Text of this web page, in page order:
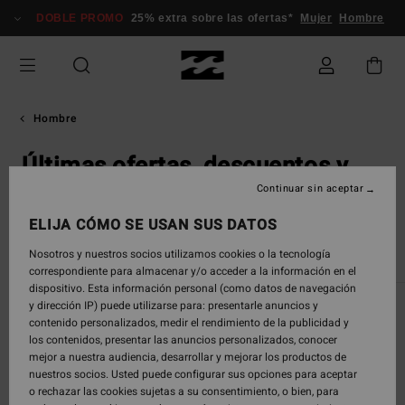
DOBLE PROMO 25% extra sobre las ofertas* Mujer Hombre
Hombre
Últimas ofertas, descuentos y
promociones Billabong
Black Friday
Aprovecha las ofertas exclusivas del Black Friday en
Billabong. Explora una amplia variedad de productos
de surf y lifestyle, perfectos para tus próximas
aventuras.
ELIJA CÓMO SE USAN SUS DATOS
Nosotros y nuestros socios utilizamos cookies o la tecnología
correspondiente para almacenar y/o acceder a la información en el
dispositivo. Esta información personal (como datos de navegación
y dirección IP) puede utilizarse para: presentarle anuncios y
contenido personalizados, medir el rendimiento de la publicidad y
los contenidos, presentar las anuncios personalizados, conocer
mejor a nuestra audiencia, desarrollar y mejorar los productos de
nuestros socios. Usted puede configurar sus opciones para aceptar
o rechazar las cookies sujetas a su consentimiento, o bien, para
Continuar sin aceptar